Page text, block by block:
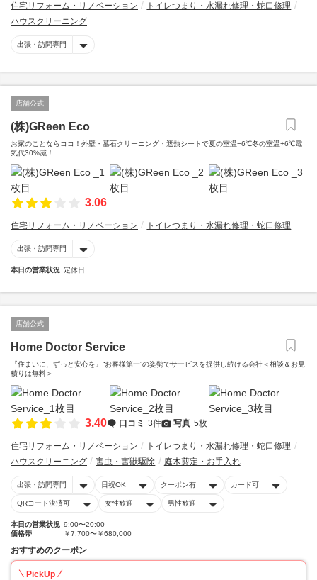
住宅リフォーム・リノベーション
トイレつまり・水漏れ修理・蛇口修理
ハウスクリーニング
出張・訪問専門
店舗公式
(株)GReen Eco
お家のことならココ！外壁・墓石クリーニング・遮熱シートで夏の室温−6℃冬の室温+6℃電
気代30%減！
3.06
住宅リフォーム・リノベーション トイレつまり・水漏れ修理・蛇口修理
出張・訪問専門
本日の営業状況 定休日
店舗公式
Home Doctor Service
『住まいに、ずっと安心を』“お客様第一”の姿勢でサービスを提供し続ける会社＜相談＆お見
積りは無料＞
3.40 口コミ 3件 写真 5枚
住宅リフォーム・リノベーション
トイレつまり・水漏れ修理・蛇口修理
ハウスクリーニング
害虫・害獣駆除 庭木剪定・お手入れ
出張・訪問専門 日祝OK クーポン有 カード可
QRコード決済可 女性歓迎 男性歓迎
本日の営業状況 9:00〜20:00
価格帯
￥7,700〜￥680,000
おすすめのクーポン
PickUp